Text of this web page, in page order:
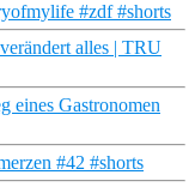
#zdf #shorts
alles | TRU
eines Gastronomen
#42 #shorts